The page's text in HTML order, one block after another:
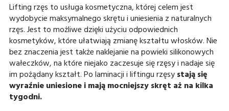
Lifting rzęs to usługa kosmetyczna, której celem jest
wydobycie maksymalnego skrętu i uniesienia z naturalnych
rzęs. Jest to możliwe dzięki użyciu odpowiednich
kosmetyków, które ułatwiają zmianę kształtu włosków. Nie
bez znaczenia jest także naklejanie na powieki silikonowych
wałeczków, na które niejako zaczesuje się rzęsy i nadaje się
im pożądany kształt. Po laminacji i liftingu rzęsystają się
wyraźnie uniesione i mają mocniejszy skręt aż na kilka
tygodni.